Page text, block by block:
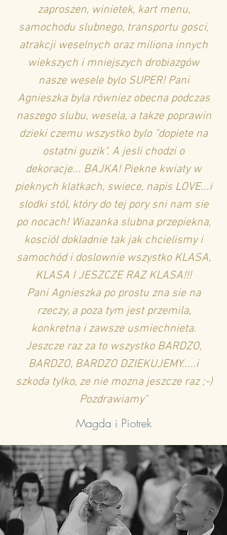
zaproszen, winietek, kart menu,
samochodu slubnego, transportu gosci,
atrakcji weselnych oraz miliona innych
wiekszych i mniejszych drobiazgów
nasze wesele bylo SUPER! Pani
Agnieszka byla równiez obecna podczas
naszego slubu, wesela, a takze poprawin
dzieki czemu wszystko bylo "dopiete na
ostatni guzik". A jesli chodzi o
dekoracje... BAJKA! Piekne kwiaty w
pieknych klatkach, swiece, napis LOVE...i
slodki stól, który do tej pory sni nam sie
po nocach! Wiazanka slubna przepiekna,
kosciól dokladnie tak jak chcielismy i
samochód i doslownie wszystko KLASA,
KLASA I JESZCZE RAZ KLASA!!!
Pani Agnieszka po prostu zna sie na
rzeczy, a poza tym jest przemila,
konkretna i zawsze usmiechnieta.
Jeszcze raz za to wszystko BARDZO,
BARDZO, BARDZO DZIEKUJEMY.....i
szkoda tylko, ze nie mozna jeszcze raz ;-)
Pozdrawiamy"
Magda i Piotrek